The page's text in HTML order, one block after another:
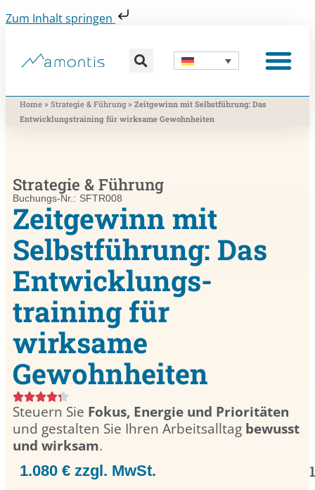
Zum Inhalt springen
Home » Strategie & Führung» Zeitgewinn mit Selbstführung: Das
Entwicklungs­training für wirksame Gewohnheiten
Strategie & Führung
Buchungs-Nr.: SFTR008
Zeitgewinn mit
Selbstführung: Das
Entwicklungs­
training für
wirksame
Gewohnheiten
Steuern Sie Fokus, Energie und Prioritäten
und gestalten Sie Ihren Arbeitsalltag bewusst
und wirksam.
1.080 € zzgl. MwSt.